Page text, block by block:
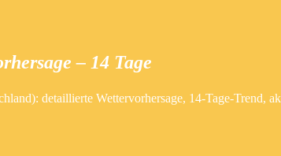
– 14 Tage
detaillierte Wettervorhersage, 14-Tage-Trend,